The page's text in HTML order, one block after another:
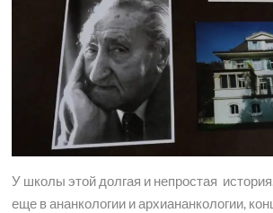
У школы этой долгая и непростая
еще в ананкологии и архиананкологии,